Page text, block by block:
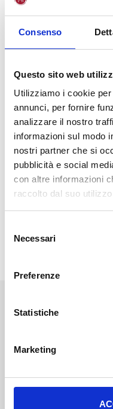
Consenso
Questo sito web
Utilizziamo i cookie
annunci, per fornire
analizzare il nostro
informazioni sul modo
nostri partner che si
pubblicità e social
con altre informazioni
raccolto dal suo
Necessari
Preferenze
Statistiche
Marketing
questo tema e la
Dott. Antonio Zullo
orientamento. La
IlMentoring di
“Benessere Equo-
legge163/2016) è un
prosociale alla qualità di
consapevolezza delle
educativa per affrontare
determinazione e
PROGRAMMA